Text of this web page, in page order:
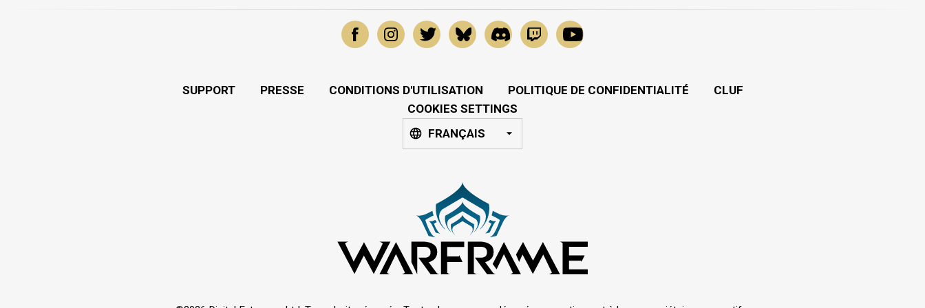
SUPPORT PRESSE CONDITIONS D'UTILISATION POLITIQUE DE CONFIDENTIALITÉ
CLUF
COOKIES SETTINGS
FRANÇAIS